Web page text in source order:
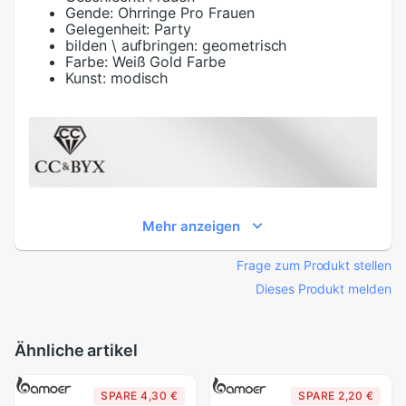
Gende: Ohrringe Pro Frauen
Gelegenheit: Party
bilden \ aufbringen: geometrisch
Farbe: Weiß Gold Farbe
Kunst: modisch
Mehr anzeigen
Frage zum Produkt stellen
Dieses Produkt melden
Ähnliche artikel
SPARE 4,30 € SPARE 2,20 €